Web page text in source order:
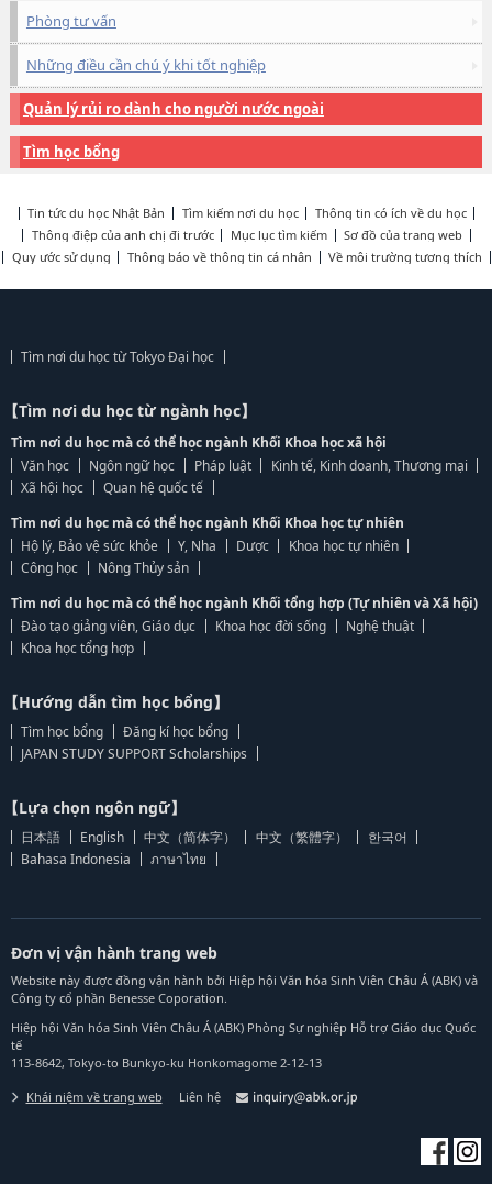
Phòng tư vấn
Những điều cần chú ý khi tốt nghiệp
Quản lý rủi ro dành cho người nước ngoài
Tìm học bổng
Tin tức du học Nhật Bản Tìm kiếm nơi du học
Thông tin có ích về du học
Thông điệp của anh chị đi trước
Mục lục tìm kiếm
Sơ đồ của trang web
Quy ước sử dụng
Thông báo về thông tin cá nhân Về môi trường tương thích
Tìm nơi du học từ Tokyo Đại học
【Tìm nơi du học từ ngành học】
Tìm nơi du học mà có thể học ngành Khối Khoa học xã hội
Văn học
Ngôn ngữ học Pháp luật
Kinh tế, Kinh doanh, Thương mại
Xã hội học
Quan hệ quốc tế
Tìm nơi du học mà có thể học ngành Khối Khoa học tự nhiên
Hộ lý, Bảo vệ sức khỏe
Y, Nha Dược
Khoa học tự nhiên
Công học
Nông Thủy sản
Tìm nơi du học mà có thể học ngành Khối tổng hợp (Tự nhiên và Xã hội)
Đào tạo giảng viên, Giáo dục
Khoa học đời sống
Nghệ thuật
Khoa học tổng hợp
【Hướng dẫn tìm học bổng】
Tìm học bổng
Đăng kí học bổng
JAPAN STUDY SUPPORT Scholarships
【Lựa chọn ngôn ngữ】
日本語 English 中文（简体字） 中文（繁體字）
한국어
Bahasa Indonesia
ภาษาไทย
Đơn vị vận hành trang web
Website này được đồng vận hành bởi Hiệp hội Văn hóa Sinh Viên Châu Á (ABK) và
Công ty cổ phần Benesse Coporation.
Hiệp hội Văn hóa Sinh Viên Châu Á (ABK) Phòng Sự nghiệp Hỗ trợ Giáo dục Quốc
tế
113-8642, Tokyo-to Bunkyo-ku Honkomagome 2-12-13
Khái niệm về trang web Liên hệ